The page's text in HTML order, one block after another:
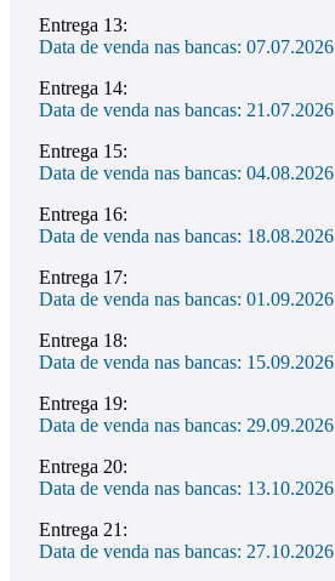
Entrega 13:
Data de venda nas bancas: 07.07.2026
Entrega 14:
Data de venda nas bancas: 21.07.2026
Entrega 15:
Data de venda nas bancas: 04.08.2026
Entrega 16:
Data de venda nas bancas: 18.08.2026
Entrega 17:
Data de venda nas bancas: 01.09.2026
Entrega 18:
Data de venda nas bancas: 15.09.2026
Entrega 19:
Data de venda nas bancas: 29.09.2026
Entrega 20:
Data de venda nas bancas: 13.10.2026
Entrega 21:
Data de venda nas bancas: 27.10.2026